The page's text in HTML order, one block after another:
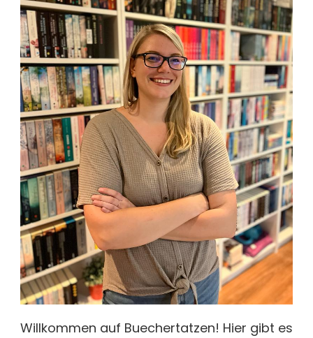
Willkommen auf Buechertatzen! Hier gibt es